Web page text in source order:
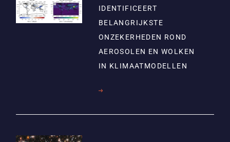
IDENTIFICEERT
BELANGRIJKSTE
ONZEKERHEDEN ROND
AEROSOLEN EN WOLKEN
IN KLIMAATMODELLEN
Lees